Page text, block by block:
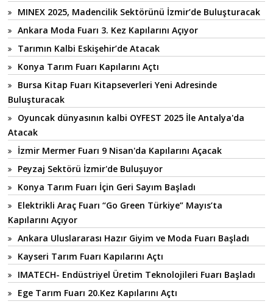
MINEX 2025, Madencilik Sektörünü İzmir’de Buluşturacak
Ankara Moda Fuarı 3. Kez Kapılarını Açıyor
Tarımın Kalbi Eskişehir’de Atacak
Konya Tarım Fuarı Kapılarını Açtı
Bursa Kitap Fuarı Kitapseverleri Yeni Adresinde
Buluşturacak
Oyuncak dünyasının kalbi OYFEST 2025 İle Antalya'da
Atacak
İzmir Mermer Fuarı 9 Nisan'da Kapılarını Açacak
Peyzaj Sektörü İzmir'de Buluşuyor
Konya Tarım Fuarı İçin Geri Sayım Başladı
Elektrikli Araç Fuarı “Go Green Türkiye” Mayıs’ta
Kapılarını Açıyor
Ankara Uluslararası Hazır Giyim ve Moda Fuarı Başladı
Kayseri Tarım Fuarı Kapılarını Açtı
IMATECH- Endüstriyel Üretim Teknolojileri Fuarı Başladı
Ege Tarım Fuarı 20.Kez Kapılarını Açtı